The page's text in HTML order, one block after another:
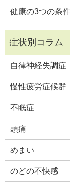
健康の3つの条
自律神経失調症
慢性疲労症候群
不眠症
頭痛
めまい
のどの不快感